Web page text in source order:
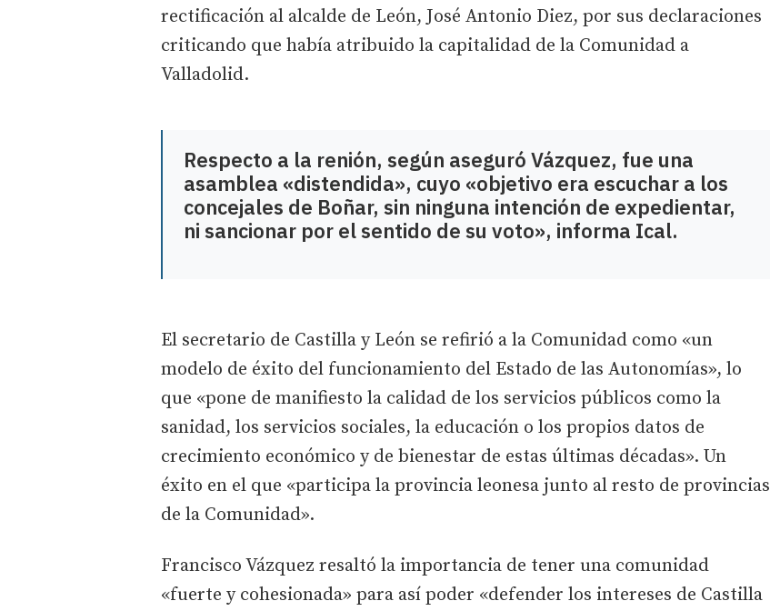
rectificación al alcalde de León, José Antonio Diez, por sus declaraciones
criticando que había atribuido la capitalidad de la Comunidad a
Valladolid.
Respecto a la renión, según aseguró Vázquez, fue una
asamblea «distendida», cuyo «objetivo era escuchar a los
concejales de Boñar, sin ninguna intención de expedientar,
ni sancionar por el sentido de su voto», informa Ical.
El secretario de Castilla y León se refirió a la Comunidad como «un
modelo de éxito del funcionamiento del Estado de las Autonomías», lo
que «pone de manifiesto la calidad de los servicios públicos como la
sanidad, los servicios sociales, la educación o los propios datos de
crecimiento económico y de bienestar de estas últimas décadas». Un
éxito en el que «participa la provincia leonesa junto al resto de provincias
de la Comunidad».
Francisco Vázquez resaltó la importancia de tener una comunidad
«fuerte y cohesionada» para así poder «defender los intereses de Castilla